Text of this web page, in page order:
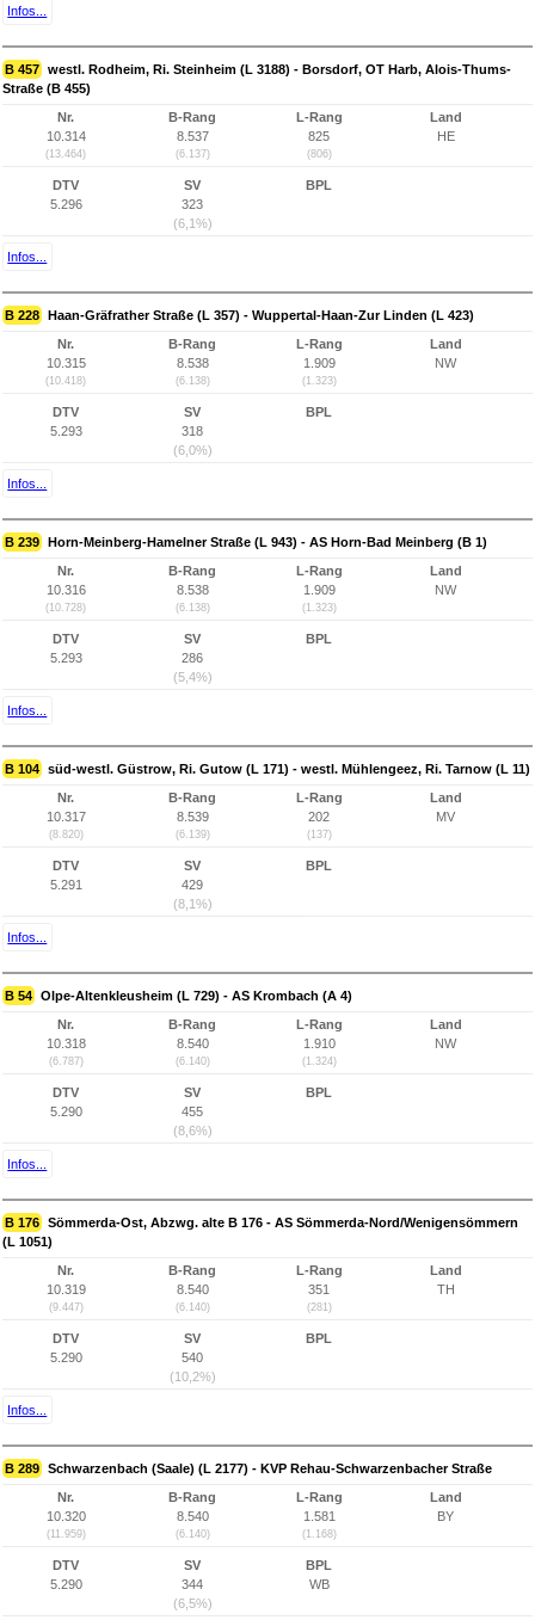
Infos...
B 457 westl. Rodheim, Ri. Steinheim (L 3188) - Borsdorf, OT Harb, Alois-Thums-
Straße (B 455)
Nr.
10.314
(13.464)
B-Rang
8.537
(6.137)
L-Rang
825
(806)
Land
HE
DTV
5.296
SV
323
(6,1%)
BPL
Infos...
B 228 Haan-Gräfrather Straße (L 357) - Wuppertal-Haan-Zur Linden (L 423)
Nr.
10.315
(10.418)
B-Rang
8.538
(6.138)
L-Rang
1.909
(1.323)
Land
NW
DTV
5.293
SV
318
(6,0%)
BPL
Infos...
B 239 Horn-Meinberg-Hamelner Straße (L 943) - AS Horn-Bad Meinberg (B 1)
Nr.
10.316
(10.728)
B-Rang
8.538
(6.138)
L-Rang
1.909
(1.323)
Land
NW
DTV
5.293
SV
286
(5,4%)
BPL
Infos...
B 104 süd-westl. Güstrow, Ri. Gutow (L 171) - westl. Mühlengeez, Ri. Tarnow (L 11)
Nr.
10.317
(8.820)
B-Rang
8.539
(6.139)
L-Rang
202
(137)
Land
MV
DTV
5.291
SV
429
(8,1%)
BPL
Infos...
B 54 Olpe-Altenkleusheim (L 729) - AS Krombach (A 4)
Nr.
10.318
(6.787)
B-Rang
8.540
(6.140)
L-Rang
1.910
(1.324)
Land
NW
DTV
5.290
SV
455
(8,6%)
BPL
Infos...
B 176 Sömmerda-Ost, Abzwg. alte B 176 - AS Sömmerda-Nord/Wenigensömmern
(L 1051)
Nr.
10.319
(9.447)
B-Rang
8.540
(6.140)
L-Rang
351
(281)
Land
TH
DTV
5.290
SV
540
(10,2%)
BPL
Infos...
B 289 Schwarzenbach (Saale) (L 2177) - KVP Rehau-Schwarzenbacher Straße
Nr.
10.320
(11.959)
B-Rang
8.540
(6.140)
L-Rang
1.581
(1.168)
Land
BY
DTV
5.290
SV
344
(6,5%)
BPL
WB